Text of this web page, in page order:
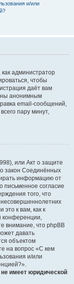
и/или
как администратор
чтобы
даёт вам
анонимным
email-сообщений,
пару минут,
или Акт о защите
закон Соединённых
информацию от
письменное согласие
того, что
к вам, как к
конференции,
внимание, что phpBB
давать
объектом
на вопрос «С кем
и/или
имеет юридической